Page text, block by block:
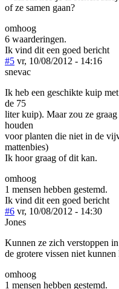
of ze samen gaan?
omhoog
6 waarderingen.
Ik vind dit een goed bericht
#5 vr, 10/08/2012 - 14:16
snevac
Ik heb een geschikte kuip
de 75
liter kuip). Maar zou ze
houden
voor planten die niet in de
mattenbies)
Ik hoor graag of dit kan.
omhoog
1 mensen hebben gestemd.
Ik vind dit een goed bericht
#6 vr, 10/08/2012 - 14:30
Jones
Kunnen ze zich verstoppen
de grotere vissen niet kunnen
omhoog
1 mensen hebben gestemd.